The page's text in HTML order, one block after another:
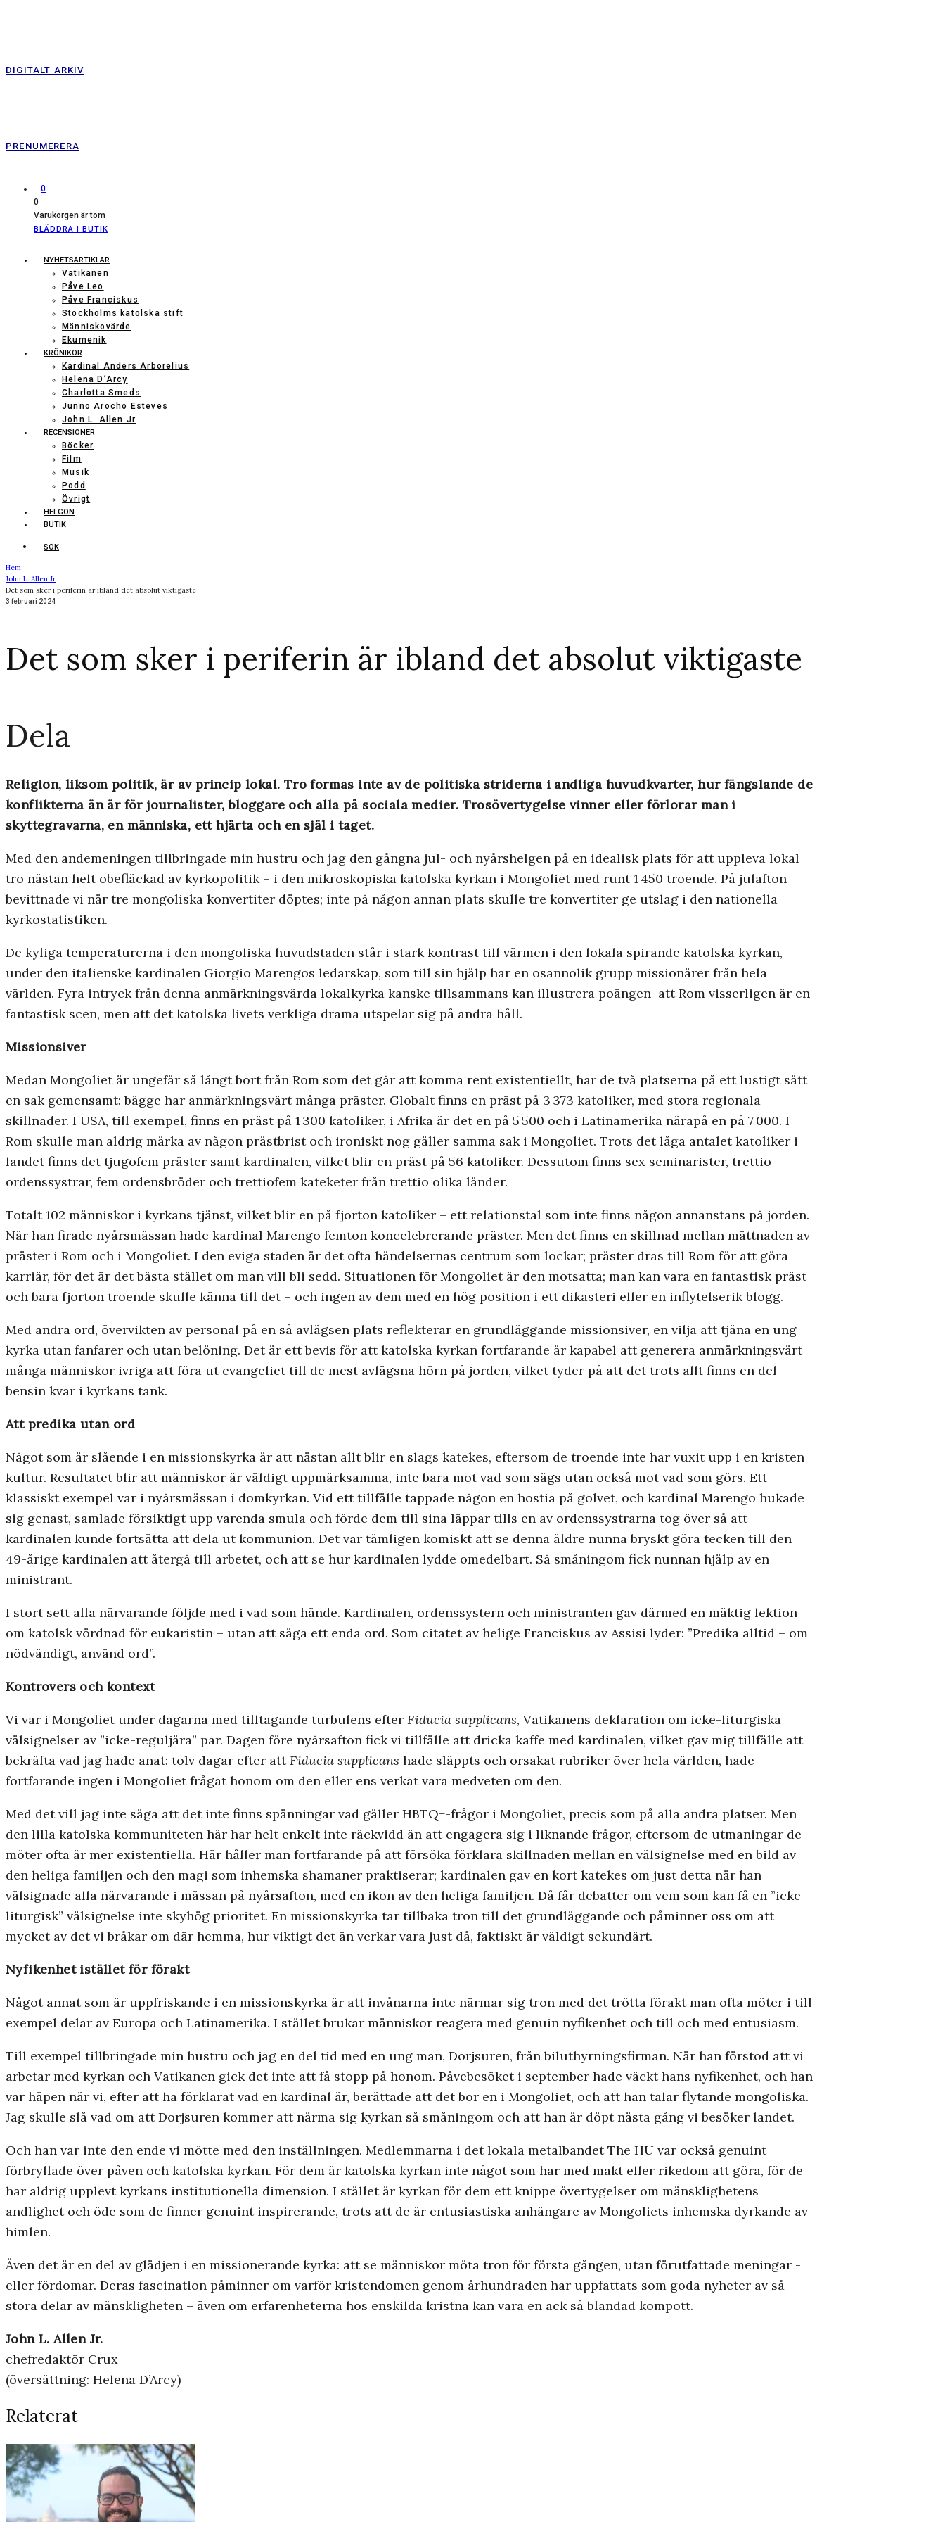
DIGITALT ARKIV
PRENUMERERA
0
0
Varukorgen är tom
BLÄDDRA I BUTIK
NYHETSARTIKLAR
Vatikanen
Påve Leo
Påve Franciskus
Stockholms katolska stift
Människovärde
Ekumenik
KRÖNIKOR
Kardinal Anders Arborelius
Helena D’Arcy
Charlotta Smeds
Junno Arocho Esteves
John L. Allen Jr
RECENSIONER
Böcker
Film
Musik
Podd
Övrigt
HELGON
BUTIK
SÖK
Hem
John L. Allen Jr
Det som sker i periferin är ibland det absolut viktigaste
3 februari 2024
Det som sker i periferin är ibland det absolut viktigaste
Dela
Religion, liksom politik, är av princip lokal. Tro formas inte av de politiska striderna i andliga huvudkvarter, hur fängslande de
konflikterna än är för journalister, bloggare och alla på sociala medier. Trosövertygelse vinner eller förlorar man i
skyttegravarna, en människa, ett hjärta och en själ i taget.
Med den andemeningen tillbringade min hustru och jag den gångna jul- och nyårshelgen på en idealisk plats för att uppleva lokal
tro nästan helt obefläckad av kyrkopolitik – i den mikroskopiska katolska kyrkan i Mongoliet med runt 1 450 troende. På julafton
bevittnade vi när tre mongoliska konvertiter döptes; inte på någon annan plats skulle tre konvertiter ge utslag i den nationella
kyrkostatistiken.
De kyliga temperaturerna i den mongoliska huvudstaden står i stark kontrast till värmen i den lokala spirande katolska kyrkan,
under den italienske kardinalen Giorgio Marengos ledarskap, som till sin hjälp har en osannolik grupp missionärer från hela
världen. Fyra intryck från denna anmärkningsvärda lokalkyrka kanske tillsammans kan illustrera poängen att Rom visserligen är en
fantastisk scen, men att det katolska livets verkliga drama utspelar sig på andra håll.
Missionsiver
Medan Mongoliet är ungefär så långt bort från Rom som det går att komma rent existentiellt, har de två platserna på ett lustigt sätt
en sak gemensamt: bägge har anmärkningsvärt många präster. Globalt finns en präst på 3 373 katoliker, med stora regionala
skillnader. I USA, till exempel, finns en präst på 1 300 katoliker, i Afrika är det en på 5 500 och i Latinamerika närapå en på 7 000. I
Rom skulle man aldrig märka av någon prästbrist och ironiskt nog gäller samma sak i Mongoliet. Trots det låga antalet katoliker i
landet finns det tjugofem präster samt kardinalen, vilket blir en präst på 56 katoliker. Dessutom finns sex seminarister, trettio
ordenssystrar, fem ordensbröder och trettiofem kateketer från trettio olika länder.
Totalt 102 människor i kyrkans tjänst, vilket blir en på fjorton katoliker – ett relationstal som inte finns någon annanstans på jorden.
När han firade nyårsmässan hade kardinal Marengo femton koncelebrerande präster. Men det finns en skillnad mellan mättnaden av
präster i Rom och i Mongoliet. I den eviga staden är det ofta händelsernas centrum som lockar; präster dras till Rom för att göra
karriär, för det är det bästa stället om man vill bli sedd. Situationen för Mongoliet är den motsatta; man kan vara en fantastisk präst
och bara fjorton troende skulle känna till det – och ingen av dem med en hög position i ett dikasteri eller en inflytelserik blogg.
Med andra ord, övervikten av personal på en så avlägsen plats reflekterar en grundläggande missionsiver, en vilja att tjäna en ung
kyrka utan fanfarer och utan belöning. Det är ett bevis för att katolska kyrkan fortfarande är kapabel att generera anmärkningsvärt
många människor ivriga att föra ut evangeliet till de mest avlägsna hörn på jorden, vilket tyder på att det trots allt finns en del
bensin kvar i kyrkans tank.
Att predika utan ord
Något som är slående i en missionskyrka är att nästan allt blir en slags katekes, eftersom de troende inte har vuxit upp i en kristen
kultur. Resultatet blir att människor är väldigt uppmärksamma, inte bara mot vad som sägs utan också mot vad som görs. Ett
klassiskt exempel var i nyårsmässan i domkyrkan. Vid ett tillfälle tappade någon en hostia på golvet, och kardinal Marengo hukade
sig genast, samlade försiktigt upp varenda smula och förde dem till sina läppar tills en av ordenssystrarna tog över så att
kardinalen kunde fortsätta att dela ut kommunion. Det var tämligen komiskt att se denna äldre nunna bryskt göra tecken till den
49-årige kardinalen att återgå till arbetet, och att se hur kardinalen lydde omedelbart. Så småningom fick nunnan hjälp av en
ministrant.
I stort sett alla närvarande följde med i vad som hände. Kardinalen, ordenssystern och ministranten gav därmed en mäktig lektion
om katolsk vördnad för eukaristin – utan att säga ett enda ord. Som citatet av helige Franciskus av Assisi lyder: ”Predika alltid – om
nödvändigt, använd ord”.
Kontrovers och kontext
Vi var i Mongoliet under dagarna med tilltagande turbulens efter Fiducia supplicans, Vatikanens deklaration om icke-liturgiska
välsignelser av ”icke-reguljära” par. Dagen före nyårsafton fick vi tillfälle att dricka kaffe med kardinalen, vilket gav mig tillfälle att
bekräfta vad jag hade anat: tolv dagar efter attFiducia supplicans hade släppts och orsakat rubriker över hela världen, hade
fortfarande ingen i Mongoliet frågat honom om den eller ens verkat vara medveten om den.
Med det vill jag inte säga att det inte finns spänningar vad gäller HBTQ+-frågor i Mongoliet, precis som på alla andra platser. Men
den lilla katolska kommuniteten här har helt enkelt inte räckvidd än att engagera sig i liknande frågor, eftersom de utmaningar de
möter ofta är mer existentiella. Här håller man fortfarande på att försöka förklara skillnaden mellan en välsignelse med en bild av
den heliga familjen och den magi som inhemska shamaner praktiserar; kardinalen gav en kort katekes om just detta när han
välsignade alla närvarande i mässan på nyårsafton, med en ikon av den heliga familjen. Då får debatter om vem som kan få en ”icke-
liturgisk” välsignelse inte skyhög prioritet. En missionskyrka tar tillbaka tron till det grundläggande och påminner oss om att
mycket av det vi bråkar om där hemma, hur viktigt det än verkar vara just då, faktiskt är väldigt sekundärt.
Nyfikenhet istället för förakt
Något annat som är uppfriskande i en missionskyrka är att invånarna inte närmar sig tron med det trötta förakt man ofta möter i till
exempel delar av Europa och Latinamerika. I stället brukar människor reagera med genuin nyfikenhet och till och med entusiasm.
Till exempel tillbringade min hustru och jag en del tid med en ung man, Dorjsuren, från biluthyrningsfirman. När han förstod att vi
arbetar med kyrkan och Vatikanen gick det inte att få stopp på honom. Påvebesöket i september hade väckt hans nyfikenhet, och han
var häpen när vi, efter att ha förklarat vad en kardinal är, berättade att det bor en i Mongoliet, och att han talar flytande mongoliska.
Jag skulle slå vad om att Dorjsuren kommer att närma sig kyrkan så småningom och att han är döpt nästa gång vi besöker landet.
Och han var inte den ende vi mötte med den inställningen. Medlemmarna i det lokala metalbandet The HU var också genuint
förbryllade över påven och katolska kyrkan. För dem är katolska kyrkan inte något som har med makt eller rikedom att göra, för de
har aldrig upplevt kyrkans institutionella dimension. I stället är kyrkan för dem ett knippe övertygelser om mänsklighetens
andlighet och öde som de finner genuint inspirerande, trots att de är entusiastiska anhängare av Mongoliets inhemska dyrkande av
himlen.
Även det är en del av glädjen i en missionerande kyrka: att se människor möta tron för första gången, utan förutfattade meningar ­
eller fördomar. Deras fascination påminner om varför kristendomen genom århundraden har uppfattats som goda nyheter av så
stora delar av mänskligheten – även om erfarenheterna hos enskilda kristna kan vara en ack så blandad kompott.
John L. Allen Jr.
chefredaktör Crux
(översättning: Helena D’Arcy)
Relaterat